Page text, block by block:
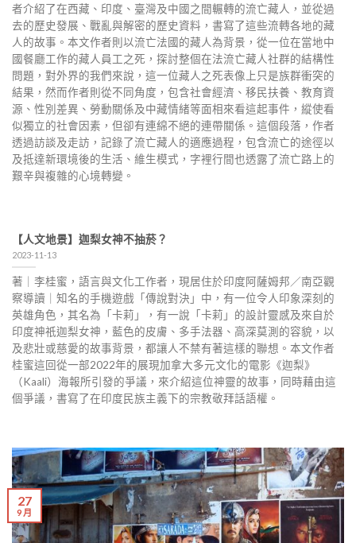
者介紹了在西藏、印度、臺灣及中國之間輾轉的流亡藏人，並從過
去的歷史發展、戰亂與解密的歷史資料，書寫了這些流轉各地的藏
人的故事。本文作者則以流亡法國的藏人為背景，從一位在當地中
國餐廳工作的藏人員工之死，探討整個在法流亡藏人社群的結構性
問題，對外界的我們來說，這一位藏人之死表像上只是族群衝突的
結果，然而作者則從不同角度，包含社會經濟、移民扶養、教育資
源、性別差異、勞動關係及中藏情緒等面相來看這起事件，縱使看
似獨立的社會因素，但卻有連綿不絕的連帶關係。這個段落，作者
透過訪談及走訪，記錄了流亡藏人的適應過程，包含流亡的途徑以
及抵達新環境後的生活、維生模式，字裡行間也透露了流亡路上的
艱辛與複雜的心境轉變。
【人文地景】迦梨女神不抽菸？
2023-11-13
著｜李桂蜜，語言與文化工作者，現居住於印度阿薩姆邦／南亞觀
察導讀｜知名的手機遊戲「傳說對決」中，有一位令人印象深刻的
英雄角色，其名為「卡莉」，有一說「卡莉」的設計靈感及來自於
印度神祇迦梨女神，藍色的皮膚、多手法器、高深莫測的容貌，以
及悲壯或慈愛的故事背景，都讓人不禁有著這樣的聯想。本文作者
桂蜜這回從一部2022年的展現加拿大多元文化的電影《迦梨》
（Kaali）海報所引發的爭議，來介紹這位神靈的故事，同時藉由這
個爭議，書寫了在印度民族主義下的宗教敬拜話語權。
27
9 月